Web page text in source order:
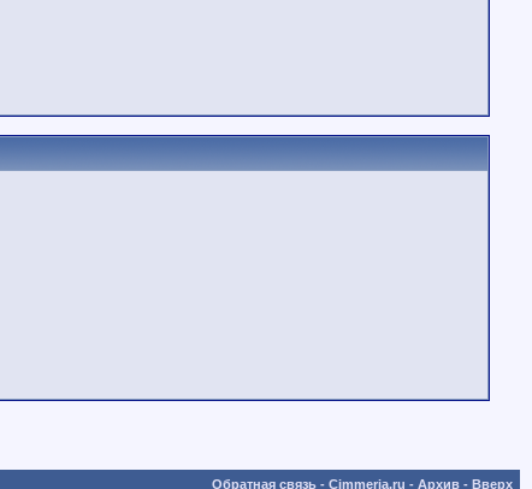
Обратная связь - Cimmeria.ru - Архив - Вверх